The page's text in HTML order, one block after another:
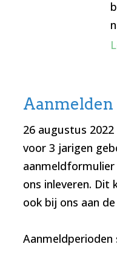
26 augustus 2022
voor 3 jarigen
ons inleveren. Dit
ook bij ons aan
Aanmeldperioden